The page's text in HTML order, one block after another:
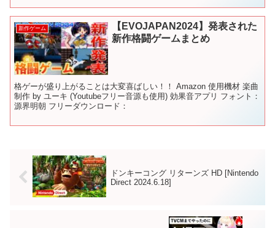
新作ゲーム
【EVOJAPAN2024】発表された
新作格闘ゲームまとめ
格ゲーが盛り上がることは大変喜ばしい！！ Amazon 使用機材 楽曲
制作 by ユーキ (Youtubeフリー音源も使用) 効果音アプリ フォント：
源界明朝 フリーダウンロード：
ドンキーコング リターンズ HD [Nintendo
Direct 2024.6.18]